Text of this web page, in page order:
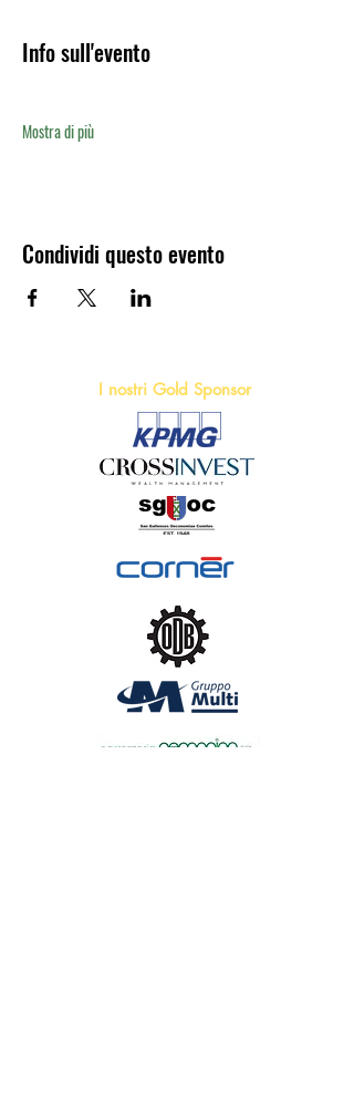
Info sull'evento
Mostra di più
Condividi questo evento
I nostri Gold Sponsor